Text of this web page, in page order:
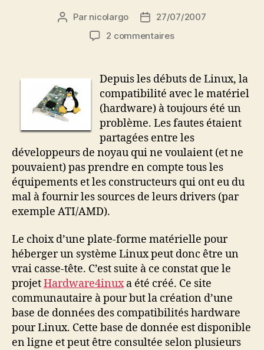
Auteur
l’article
Par nicolargo
Date27/07/2007
2 commentairessur
Linux
Depuis les débuts de Linux, la
compatibilité avec le matériel
(hardware) à toujours été un
problème. Les fautes étaient
partagées entre les
développeurs de noyau qui ne voulaient (et ne
pouvaient) pas prendre en compte tous les
équipements et les constructeurs qui ont eu du
mal à fournir les sources de leurs drivers (par
exemple ATI/AMD).
Le choix d’une plate-forme matérielle pour
héberger un système Linux peut donc être un
vrai casse-tête. C’est suite à ce constat que le
projetHardware4inuxa été créé. Ce site
communautaire à pour but la création d’une
base de données des compatibilités hardware
pour Linux. Cette base de donnée est disponible
en ligne et peut être consultée selon plusieurs